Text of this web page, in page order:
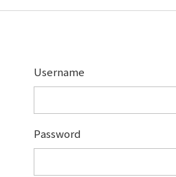
Username
Password